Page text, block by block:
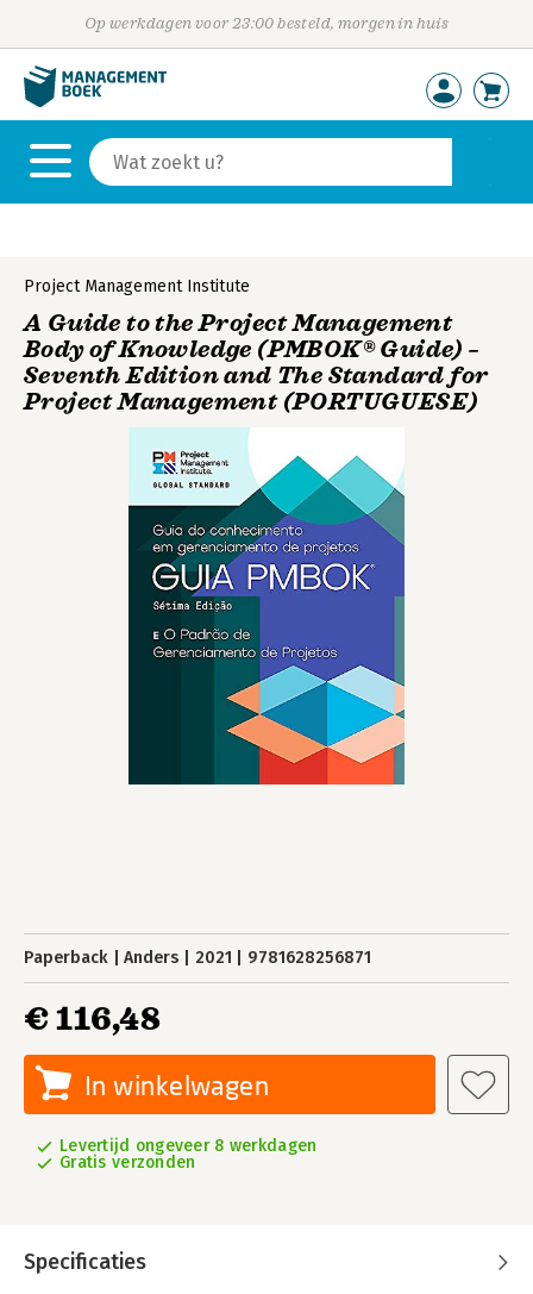
Op werkdagen voor 23:00 besteld, morgen in huis
Project Management Institute
A Guide to the Project Management
Body of Knowledge (PMBOK® Guide) –
Seventh Edition and The Standard for
Project Management (PORTUGUESE)
Paperback Anders 2021 9781628256871
€ 116,48
In winkelwagen
Levertijd ongeveer 8 werkdagen
Gratis verzonden
Specificaties